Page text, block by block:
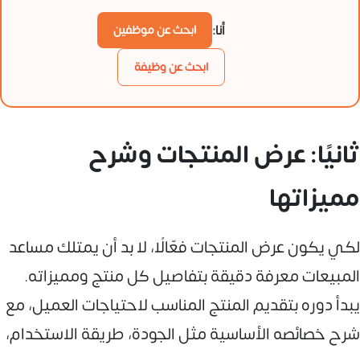
أنا:
ابحث عن موظفين
ابحث عن وظيفة
ثانيًا: عرض المنتجات وشرح
مميزاتها
لكي يكون عرض المنتجات فعّالًا، لا بد أن يمتلك مساعد
المبيعات معرفة دقيقة بتفاصيل كل منتج ومميزاته.
يبدأ دوره بتقديم المنتج المناسب لاحتياجات العميل، مع
شرح خصائصه الأساسية مثل الجودة، طريقة الاستخدام،